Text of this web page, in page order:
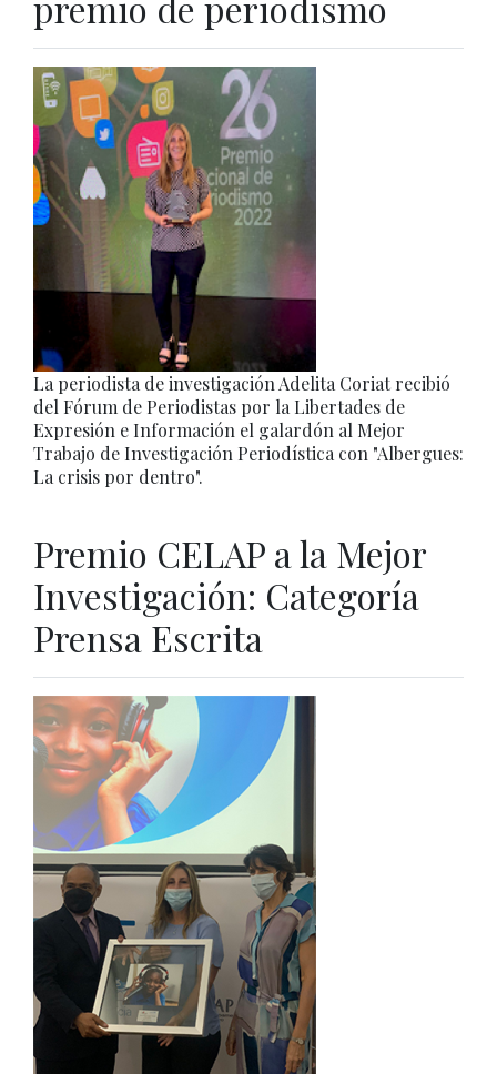
La periodista de investigación Adelita Coriat recibió
del Fórum de Periodistas por la Libertades de
Expresión e Información el galardón al Mejor
Trabajo de Investigación Periodística con "Albergues:
La crisis por dentro".
Premio CELAP a la Mejor
Investigación: Categoría
Prensa Escrita